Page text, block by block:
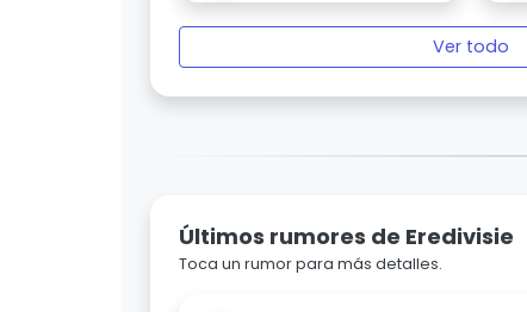
Ver todo
Últimos rumores de Eredivisie
Toca un rumor para más detalles.